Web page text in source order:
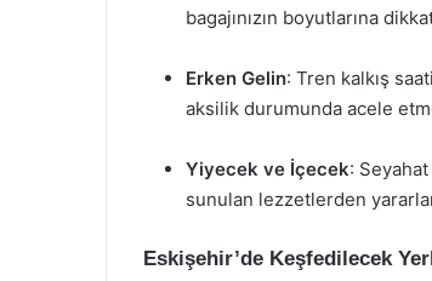
bagajınızın boyutlarına
Erken Gelin: Tren kalkış
aksilik durumunda acele
Yiyecek ve İçecek:
sunulan lezzetlerden
Eskişehir’de Keşfedilecek